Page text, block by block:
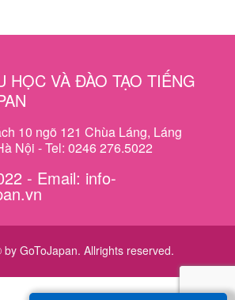
HỌC VÀ ĐÀO TẠO TIẾNG
10 ngõ 121 Chùa Láng, Láng
Nội - Tel: 0246 276.5022
- Email: info-
GoToJapan. Allrights reserved.